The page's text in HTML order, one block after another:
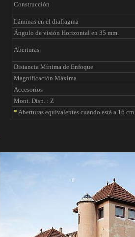
Construcción
Láminas en el diafragma
Ángulo de visión Horizontal en 35 mm.
Aberturas
Distancia Mínima de Enfoque
Magnificación Máxima
Accesorios
Mont. Disp. : Z
* Aberturas equivalentes cuando está a 16